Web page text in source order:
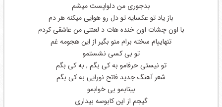
بدجوری من دلواپست میشم
باز یاد تو عکسایه تو دل رو هوایی میکنه هر دم
با اون چشات اون خنده هات د لعنتی من عاشقی کردم
تنهاییام سخته برام منو بگیر از این هجومه غم
تو بی کسی نشستمو
تو نیستی حرفامو به کی بگم , به کی بگم
شعر آهنگ جدید فاتح نورایی به کی بگم
بیتابمو بی خوابمو
گیجم از این کابوسه بیداری